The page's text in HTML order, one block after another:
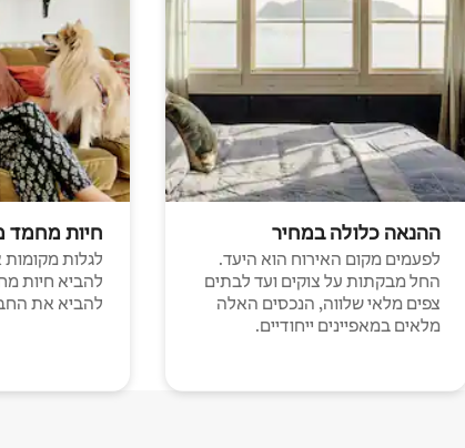
ההנאה כלולה במחיר
לפעמים מקום האירוח הוא היעד.
החל מבקתות על צוקים ועד לבתים
צפים מלאי שלווה, הנכסים האלה
מלאים במאפיינים ייחודיים.
חיות מחמד
לגלות
להביא חיות
להביא את